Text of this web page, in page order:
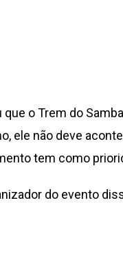
o Trem do
ele não deve
tem como
do evento